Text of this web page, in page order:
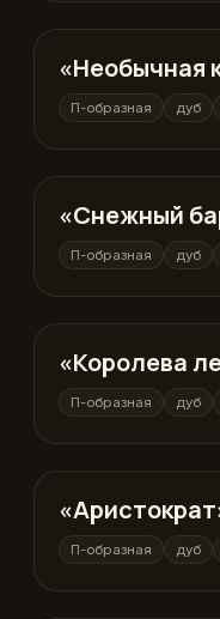
П-образная
«Необычная
П-образная дуб
П-образная
«Снежный
П-образная дуб
П-образная
«Королева
П-образная дуб
П-образная
П-образная дуб